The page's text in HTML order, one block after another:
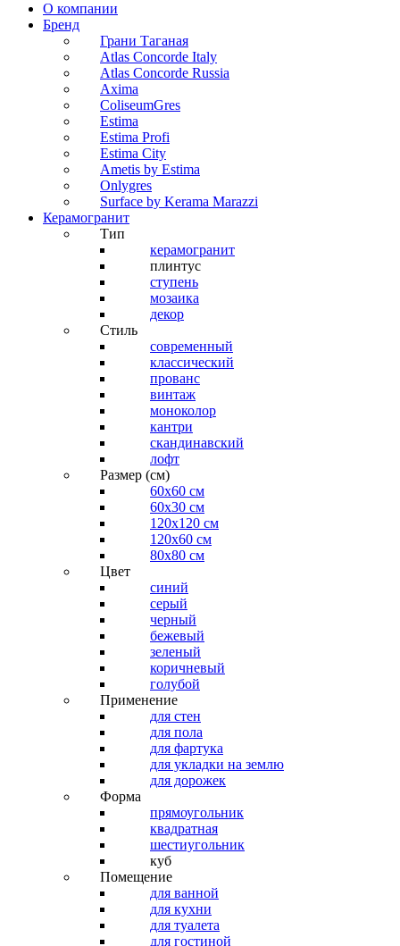
О компании
Бренд
Грани Таганая
Atlas Concorde Italy
Atlas Concorde Russia
Axima
ColiseumGres
Estima
Estima Profi
Estima City
Ametis by Estima
Onlygres
Surface by Kerama Marazzi
Керамогранит
Тип
керамогранит
плинтус
ступень
мозаика
декор
Стиль
современный
классический
прованс
винтаж
моноколор
кантри
скандинавский
лофт
Размер (см)
60х60 см
60x30 см
120x120 см
120x60 см
80x80 см
Цвет
синий
серый
черный
бежевый
зеленый
коричневый
голубой
Применение
для стен
для пола
для фартука
для укладки на землю
для дорожек
Форма
прямоугольник
квадратная
шестиугольник
куб
Помещение
для ванной
для кухни
для туалета
для гостиной